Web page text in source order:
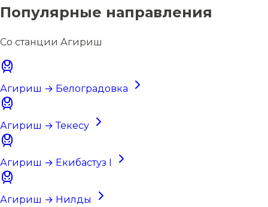
Популярные направления
Со станции Агириш
Агириш → Белоградовка
Агириш → Текесу
Агириш → Екибастуз I
Агириш → Нилды